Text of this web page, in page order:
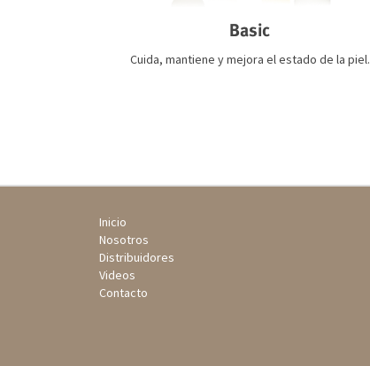
Basic
Cuida, mantiene y mejora el estado de la piel.
Inicio
Nosotros
Distribuidores
Videos
Contacto